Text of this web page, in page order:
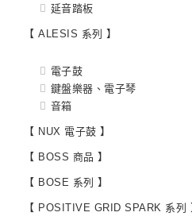
延音踏板
【 ALESIS 系列 】
電子鼓
鍵盤樂器、電子琴
音箱
【 NUX 電子鼓 】
【 BOSS 商品 】
【 BOSE 系列 】
【 POSITIVE GRID SPARK 系列